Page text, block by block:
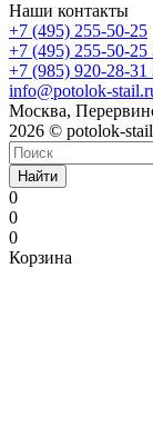
Наши контакты
+7 (495) 255-50-25
+7 (495) 255-50-25
+7 (985) 920-28-31
info@potolok-
Москва,
2026 © potolok-
Найти
0
0
0
Корзина